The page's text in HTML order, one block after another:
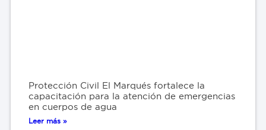
Protección Civil El Marqués fortalece la
capacitación para la atención de emergencias
en cuerpos de agua
Leer más »